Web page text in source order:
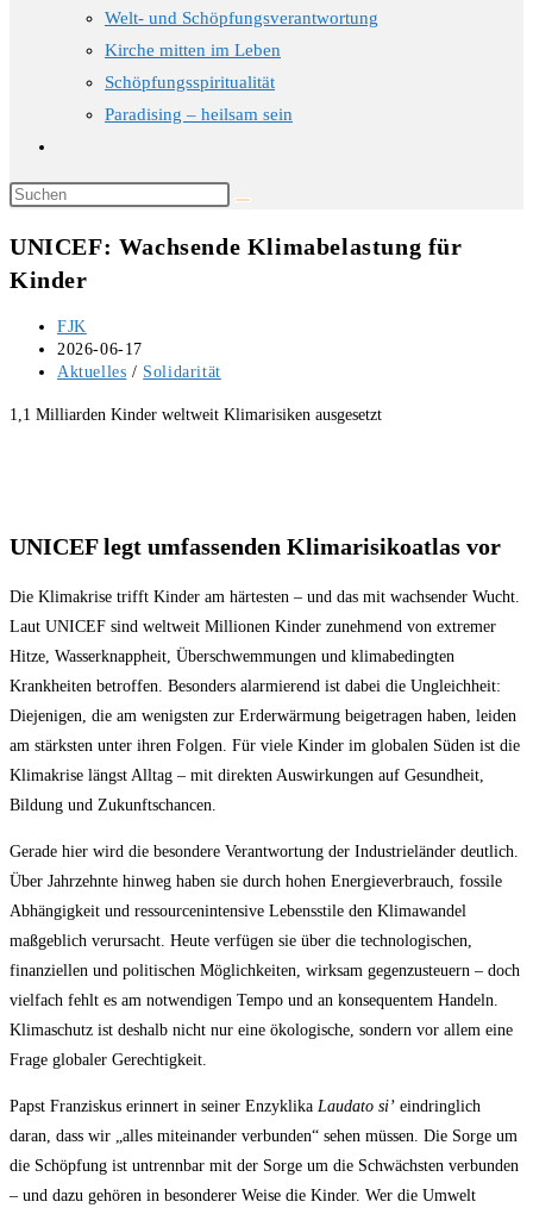
Welt- und Schöpfungsverantwortung
Kirche mitten im Leben
Schöpfungsspiritualität
Paradising – heilsam sein
umschalten
Diese
durchsuchen
UNICEF: Wachsende Klimabelastung für
Kinder
Beitrags-
Autor:
FJK
Beitrag
veröffentlicht:
2026-06-17
Beitrags-
Aktuelles / Solidarität
1,1 Milliarden Kinder weltweit Klimarisiken ausgesetzt
UNICEF legt umfassenden Klimarisikoatlas vor
Die Klimakrise trifft Kinder am härtesten – und das mit wachsender Wucht.
Laut UNICEF sind weltweit Millionen Kinder zunehmend von extremer
Hitze, Wasserknappheit, Überschwemmungen und klimabedingten
Krankheiten betroffen. Besonders alarmierend ist dabei die Ungleichheit:
Diejenigen, die am wenigsten zur Erderwärmung beigetragen haben, leiden
am stärksten unter ihren Folgen. Für viele Kinder im globalen Süden ist die
Klimakrise längst Alltag – mit direkten Auswirkungen auf Gesundheit,
Bildung und Zukunftschancen.
Gerade hier wird die besondere Verantwortung der Industrieländer deutlich.
Über Jahrzehnte hinweg haben sie durch hohen Energieverbrauch, fossile
Abhängigkeit und ressourcenintensive Lebensstile den Klimawandel
maßgeblich verursacht. Heute verfügen sie über die technologischen,
finanziellen und politischen Möglichkeiten, wirksam gegenzusteuern – doch
vielfach fehlt es am notwendigen Tempo und an konsequentem Handeln.
Klimaschutz ist deshalb nicht nur eine ökologische, sondern vor allem eine
Frage globaler Gerechtigkeit.
Papst Franziskus erinnert in seiner Enzyklika Laudato si’ eindringlich
daran, dass wir „alles miteinander verbunden“ sehen müssen. Die Sorge um
die Schöpfung ist untrennbar mit der Sorge um die Schwächsten verbunden
– und dazu gehören in besonderer Weise die Kinder. Wer die Umwelt